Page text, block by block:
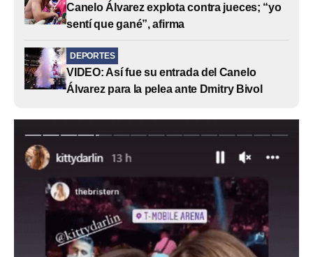
Canelo Álvarez explota contra jueces; “yo
sentí que gané”, afirma
DEPORTES
VIDEO: Así fue su entrada del Canelo
Álvarez para la pelea ante Dmitry Bivol